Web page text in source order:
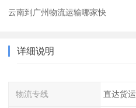
云南到广州物流运输哪家快
详细说明
物流专线 直达货运